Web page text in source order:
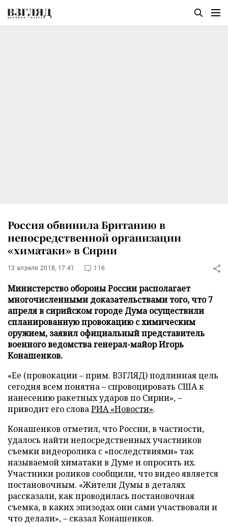
Россия обвинила Британию в
непосредственной организации
«химатаки» в Сирии
13 апреля 2018, 17:41 116
Министерство обороны России располагает
многочисленными доказательствами того, что 7
апреля в сирийском городе Дума осуществили
спланированную провокацию с химическим
оружием, заявил официальный представитель
военного ведомства генерал-майор Игорь
Конашенков.
«Ее (провокации – прим. ВЗГЛЯД) подлинная цель
сегодня всем понятна – спровоцировать США к
нанесению ракетных ударов по Сирии», –
приводит его словаРИА «Новости».
Конашенков отметил, что России, в частности,
удалось найти непосредственных участников
съемки видеоролика с «последствиями» так
называемой химатаки в Думе и опросить их.
Участники роликов сообщили, что видео является
постановочным. «Жители Думы в деталях
рассказали, как проводилась постановочная
съемка, в каких эпизодах они сами участвовали и
что делали», – сказал Конашенков.